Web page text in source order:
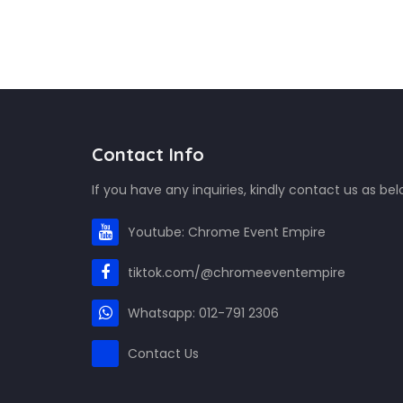
Contact Info
If you have any inquiries, kindly contact us as
Youtube: Chrome Event Empire
tiktok.com/@chromeeventempire
Whatsapp: 012-791 2306
Contact Us